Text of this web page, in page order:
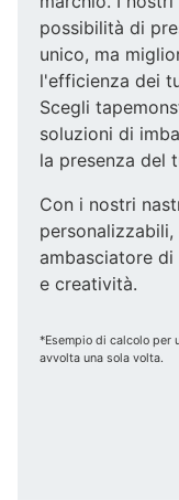
possibilità di
unico, ma
l'efficienza dei
Scegli
soluzioni di
la presenza del
Con i nostri
ambasciatore di
e creatività.
*Esempio di calcolo per
avvolta una sola volta.